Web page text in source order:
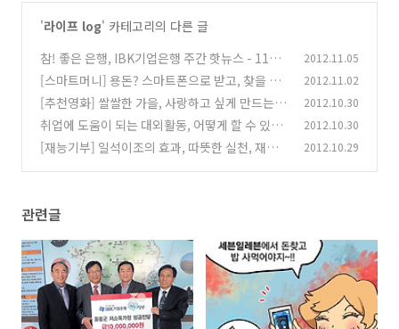
'라이프 log' 카테고리의 다른 글
참! 좋은 은행, IBK기업은행 주간 핫뉴스 - 11월
1주차 (2)
2012.11.05
[스마트머니] 용돈? 스마트폰으로 받고, 찾을 수
있는 스마트머니, 두 번째 에피소드
(1)
2012.11.02
[추천영화] 쌀쌀한 가을, 사랑하고 싶게 만드는
추천영화 Best 3
(14)
2012.10.30
취업에 도움이 되는 대외활동, 어떻게 할 수 있을
까? (0)
2012.10.30
[재능기부] 일석이조의 효과, 따뜻한 실천, 재능
2012.10.29
관련글